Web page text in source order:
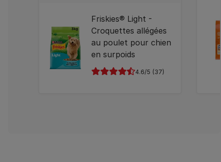
Friskies® Light -
Croquettes allégées
au poulet pour chien
en surpoids
4.6 (37)